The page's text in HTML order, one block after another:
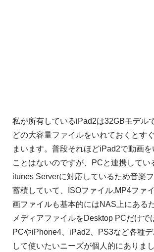
私が所有しているiPad2は32GBモデル
どの大容量ファイルをいれておくとす
まいます。普段それほどiPad2で動画
ことはないのですが、PCと連携してい
itunes Serverに対応しているため音楽
蓄積していて、ISOファイル,MP4ファ
画ファイルも基本的にはNAS上にある
メディアファイルをDesktop PCだけで
PCやiPhone4、iPad2、PS3など各種
して使いたいニーズが個人的にありまし